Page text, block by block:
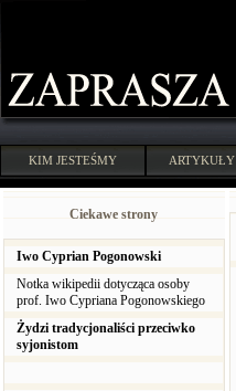
KIM JESTEŚMY ARTYKUŁY
Ciekawe strony
Iwo Cyprian Pogonowski
Notka wikipedii dotycząca osoby
prof. Iwo Cypriana Pogonowskiego
Żydzi tradycjonaliści przeciwko
syjonistom